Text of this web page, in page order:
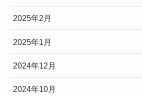
2025年2月
2025年1月
2024年12月
2024年10月